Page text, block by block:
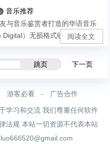
音乐推荐
与音乐鉴赏者打造的华语音乐
）无损格式收录华语乐...
阅读全文
跳页 下一页
游客必看 - 广告合作
学习和交流 我们尊重任何软件
法规 本站一切资源不代表本站